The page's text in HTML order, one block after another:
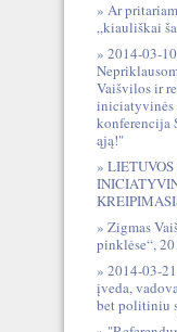
Ar
„kiauliškai
2014-03-
Vaišvilos ir
iniciatyvinės
konferencija
ąją!"
Zigmas
pinklėse“,
2014-03-
įveda,
bet politiniu